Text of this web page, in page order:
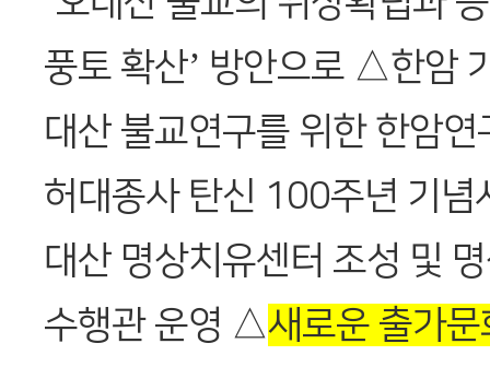
풍토 확산’ 방안으로 △한암
대산 불교연구를 위한 한암
허대종사 탄신 100주년 기
대산 명상치유센터 조성 및
수행관 운영 △새로운 출가